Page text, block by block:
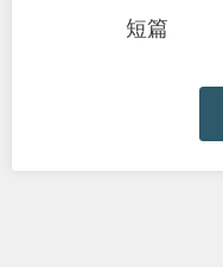
短篇